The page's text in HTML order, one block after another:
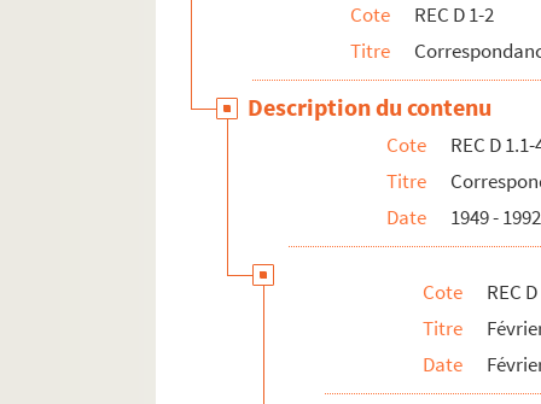
REC D 1.50 1-21. Non datées.
REC D 2.1-6. Autres courriers.
REC M 1-4. Documentation générale sur la
Cote
REC D 1-2
Titre
Description du contenu
Cote
REC D
Titre
Date
1949 - 1992
Cote
REC
Titre
Date